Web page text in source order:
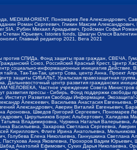
MEDIUM-ORIENT, Пономарев Лев Александрович,
Роман Сергеевич, Гликин Максим
Рубин Михаил Аркадьевич, Гройсман Софья
Юрьевич, Istories fonds, Шмагун Олеся
Главный редактор 2021, Вега 2021
СПИДа, Фонд защиты прав граждан, СВЕЧА,
Союз, Российский Красный Крест, Центр
социально-информационных инициатив Действие,
Так-Так-Так, центр Сова, центр Анна, Проект
защиты СИБАЛЬТ, Уральская правозащитная
Дальневосточный центр развития гражданских
ЧЕЛОВЕКА, Частное учреждение Совета Министров
прессы - Сибирь, Фонд поддержки свободы
Институт Развития Свободы Информации, Экозащита!-
Алексеевич, Васильева Анастасия Евгеньевна,
Александрович, Аверин Виталий Евгеньевич,
Шведов Григорий Сергеевич, Пономарев
Цирульников Борис Альбертович, Халидова
Владимировна, Чуркина Наталья Валерьевна,
Васильевна, Захарова Светлана Сергеевна,
Кириллович, Флиге Ирина Анатольевна, Мельникова
Елена Николаевна, Ганнушкина Светлана
Анна Яковлевна, Прохоров Вадим Юрьевич,
Анатолий Ефимович, Сухих Дарья Николаевна,